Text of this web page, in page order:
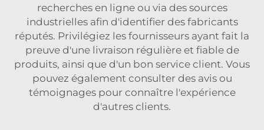
recherches en ligne ou via des sources
industrielles afin d'identifier des fabricants
réputés. Privilégiez les fournisseurs ayant fait la
preuve d'une livraison régulière et fiable de
produits, ainsi que d'un bon service client. Vous
pouvez également consulter des avis ou
témoignages pour connaître l'expérience
d'autres clients.